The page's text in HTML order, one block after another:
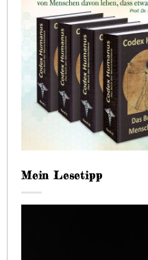
Mein Lesetipp